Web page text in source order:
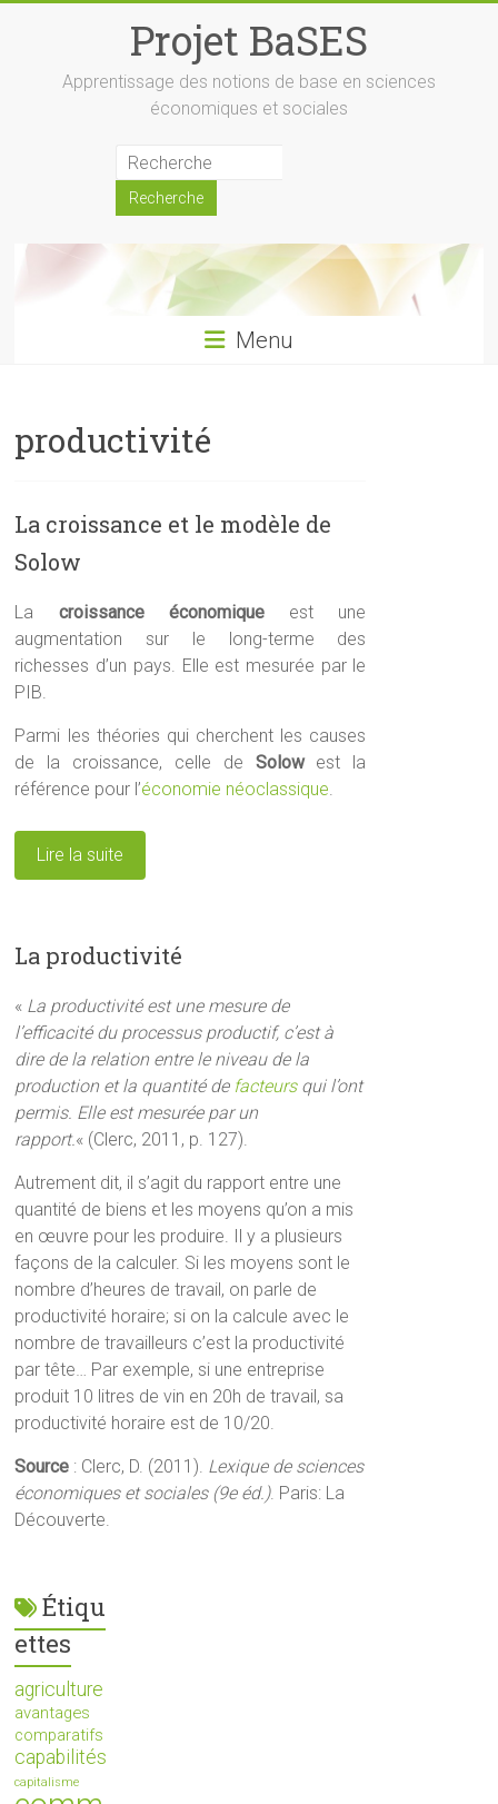
Projet BaSES
Apprentissage des notions de base en sciences
économiques et sociales
Menu
productivité
La croissance et le modèle de
Solow
La croissance économiqueest une
augmentation sur le long-terme des
richesses d’un pays. Elle est mesurée par le
PIB.
Parmi les théories qui cherchent les causes
de la croissance, celle de Solowest la
référence pour l’économie néoclassique.
Lire la suite
La productivité
« La productivité est une mesure de
l’efficacité du processus productif, c’est à
dire de la relation entre le niveau de la
production et la quantité de facteursqui l’ont
permis. Elle est mesurée par un
rapport.« (Clerc, 2011, p. 127).
Autrement dit, il s’agit du rapport entre une
quantité de biens et les moyens qu’on a mis
en œuvre pour les produire. Il y a plusieurs
façons de la calculer. Si les moyens sont le
nombre d’heures de travail, on parle de
productivité horaire; si on la calcule avec le
nombre de travailleurs c’est la productivité
par tête… Par exemple, si une entreprise
produit 10 litres de vin en 20h de travail, sa
productivité horaire est de 10/20.
Source : Clerc, D. (2011). Lexique de sciences
économiques et sociales (9e éd.). Paris: La
Découverte.
Étiqu
ettes
agriculture
avantages
comparatifs
capabilités
capitalisme